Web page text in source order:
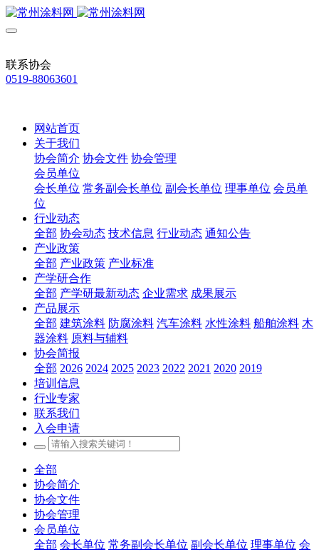
联系协会
0519-88063601
网站首页
关于我们
协会简介 协会文件 协会管理
会员单位
会长单位 常务副会长单位 副会长单位 理事单位 会员单
位
行业动态
全部 协会动态 技术信息 行业动态 通知公告
产业政策
全部 产业政策 产业标准
产学研合作
全部 产学研最新动态 企业需求 成果展示
产品展示
全部 建筑涂料 防腐涂料 汽车涂料 水性涂料 船舶涂料 木
器涂料 原料与辅料
协会简报
全部 2026 2024 2025 2023 2022 2021 2020 2019
培训信息
行业专家
联系我们
入会申请
全部
协会简介
协会文件
协会管理
会员单位
全部 会长单位 常务副会长单位 副会长单位 理事单位 会